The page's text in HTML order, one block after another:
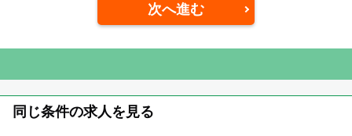
次へ進む
同じ条件の求人を見る